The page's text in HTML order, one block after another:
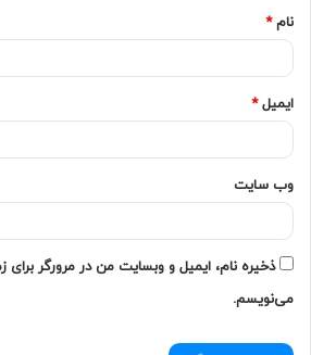
نام*
ایمیل*
وب‌ سایت
ذخیره نام، ایمیل و وبسایت من در مرورگر برای
می‌نویسم.